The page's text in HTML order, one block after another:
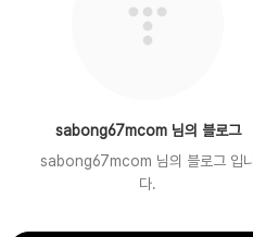
sabong67mcom 님의 블로그
sabong67mcom 님의 블로그 입니
다.